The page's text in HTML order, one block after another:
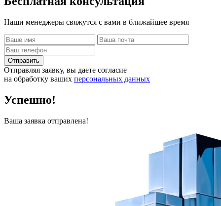
Наши менеджеры свяжутся с вами в ближайшее время
Отправить
Отправляя заявку, вы даете согласие
на обработку ваших персональных данных
Успешно!
Ваша заявка отправлена!